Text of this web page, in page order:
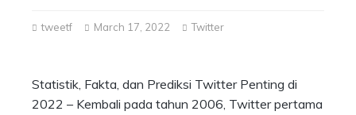
tweetf March 17, 2022 Twitter
Statistik, Fakta, dan Prediksi Twitter Penting di
2022 – Kembali pada tahun 2006, Twitter pertama